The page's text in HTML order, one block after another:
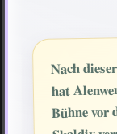
Nach
hat
Bühne vor